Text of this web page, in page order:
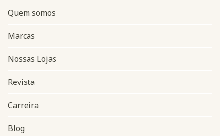
Navegação do rodapé
Quem somos
Marcas
Nossas Lojas
Revista
Carreira
Blog